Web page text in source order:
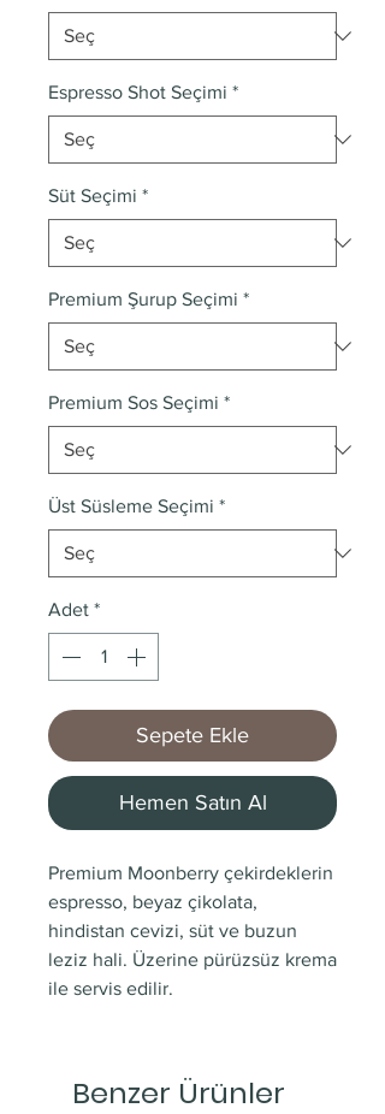
Espresso Shot Seçimi *
Süt Seçimi *
Premium Şurup Seçimi *
Premium Sos Seçimi *
Üst Süsleme Seçimi *
Adet *
Sepete Ekle
Hemen Satın Al
Premium Moonberry çekirdeklerin
espresso, beyaz çikolata,
hindistan cevizi, süt ve buzun
leziz hali. Üzerine pürüzsüz krema
ile servis edilir.
Benzer Ürünler